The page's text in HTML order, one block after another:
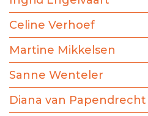
Celine Verhoef
Martine Mikkelsen
Sanne Wenteler
Diana van Papendrecht